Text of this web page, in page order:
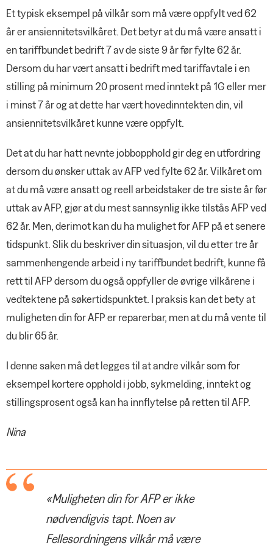
Et typisk eksempel på vilkår som må være oppfylt ved 62
år er ansiennitetsvilkåret. Det betyr at du må være ansatt i
en tariffbundet bedrift 7 av de siste 9 år før fylte 62 år.
Dersom du har vært ansatt i bedrift med tariffavtale i en
stilling på minimum 20 prosent med inntekt på 1G eller mer
i minst 7 år og at dette har vært hovedinntekten din, vil
ansiennitetsvilkåret kunne være oppfylt.
Det at du har hatt nevnte jobbopphold gir deg en utfordring
dersom du ønsker uttak av AFP ved fylte 62 år. Vilkåret om
at du må være ansatt og reell arbeidstaker de tre siste år før
uttak av AFP, gjør at du mest sannsynlig ikke tilstås AFP ved
62 år. Men, derimot kan du ha mulighet for AFP på et senere
tidspunkt. Slik du beskriver din situasjon, vil du etter tre år
sammenhengende arbeid i ny tariffbundet bedrift, kunne få
rett til AFP dersom du også oppfyller de øvrige vilkårene i
vedtektene på søkertidspunktet. I praksis kan det bety at
muligheten din for AFP er reparerbar, men at du må vente til
du blir 65 år.
I denne saken må det legges til at andre vilkår som for
eksempel kortere opphold i jobb, sykmelding, inntekt og
stillingsprosent også kan ha innflytelse på retten til AFP.
Nina
«Muligheten din for AFP er ikke
nødvendigvis tapt. Noen av
Fellesordningens vilkår må være